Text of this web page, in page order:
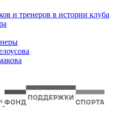
и тренеров в истории клуба